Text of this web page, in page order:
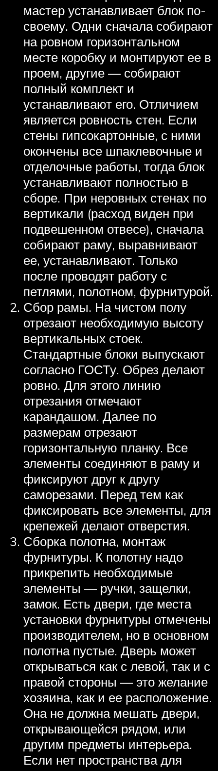
мастер устанавливает блок по-
своему. Одни сначала собирают
на ровном горизонтальном
месте коробку и монтируют ее в
проем, другие — собирают
полный комплект и
устанавливают его. Отличием
является ровность стен. Если
стены гипсокартонные, с ними
окончены все шпаклевочные и
отделочные работы, тогда блок
устанавливают полностью в
сборе. При неровных стенах по
вертикали (расход виден при
подвешенном отвесе), сначала
собирают раму, выравнивают
ее, устанавливают. Только
после проводят работу с
петлями, полотном, фурнитурой.
Сбор рамы. На чистом полу
отрезают необходимую высоту
вертикальных стоек.
Стандартные блоки выпускают
согласно ГОСТу. Обрез делают
ровно. Для этого линию
отрезания отмечают
карандашом. Далее по
размерам отрезают
горизонтальную планку. Все
элементы соединяют в раму и
фиксируют друг к другу
саморезами. Перед тем как
фиксировать все элементы, для
крепежей делают отверстия.
Сборка полотна, монтаж
фурнитуры. К полотну надо
прикрепить необходимые
элементы — ручки, защелки,
замок. Есть двери, где места
установки фурнитуры отмечены
производителем, но в основном
полотна пустые. Дверь может
открываться как с левой, так и с
правой стороны — это желание
хозяина, как и ее расположение.
Она не должна мешать двери,
открывающейся рядом, или
другим предметы интерьера.
Если нет пространства для